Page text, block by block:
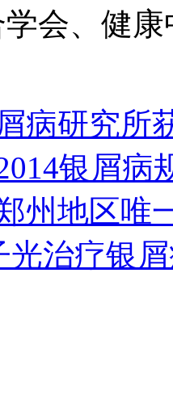
会、健
病研究所
银屑病
州地区唯
光治疗银